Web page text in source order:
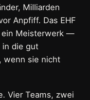
Milliarden
Anpfiff. Das EHF
ein Meisterwerk —
in die gut
wenn sie nicht
Vier Teams, zwei